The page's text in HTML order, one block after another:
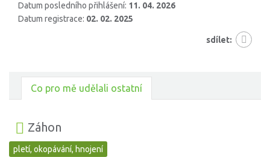
Datum posledního přihlášení: 11. 04. 2026
Datum registrace: 02. 02. 2025
sdílet:
Co pro mě udělali ostatní
Záhon
pletí, okopávání, hnojení